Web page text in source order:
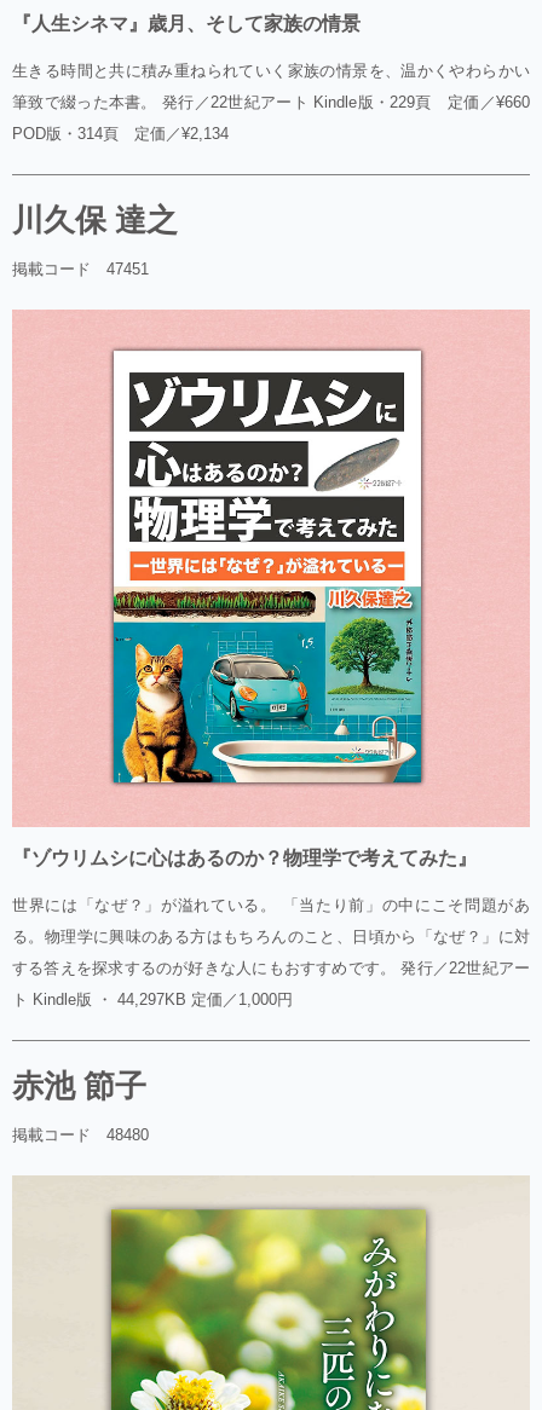
『人生シネマ』歳月、そして家族の情景
生きる時間と共に積み重ねられていく家族の情景を、温かくやわらかい
筆致で綴った本書。 発行／22世紀アート Kindle版・229頁 定価／¥660
POD版・314頁 定価／¥2,134
川久保 達之
掲載コード 47451
『ゾウリムシに心はあるのか？物理学で考えてみた』
世界には「なぜ？」が溢れている。 「当たり前」の中にこそ問題があ
る。物理学に興味のある方はもちろんのこと、日頃から「なぜ？」に対
する答えを探求するのが好きな人にもおすすめです。 発行／22世紀アー
ト Kindle版 ・ 44,297KB 定価／1,000円
赤池 節子
掲載コード 48480